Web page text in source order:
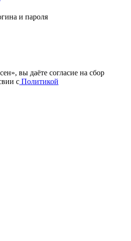
и пароля
вы даёте cогласие на сбор
с Политикой